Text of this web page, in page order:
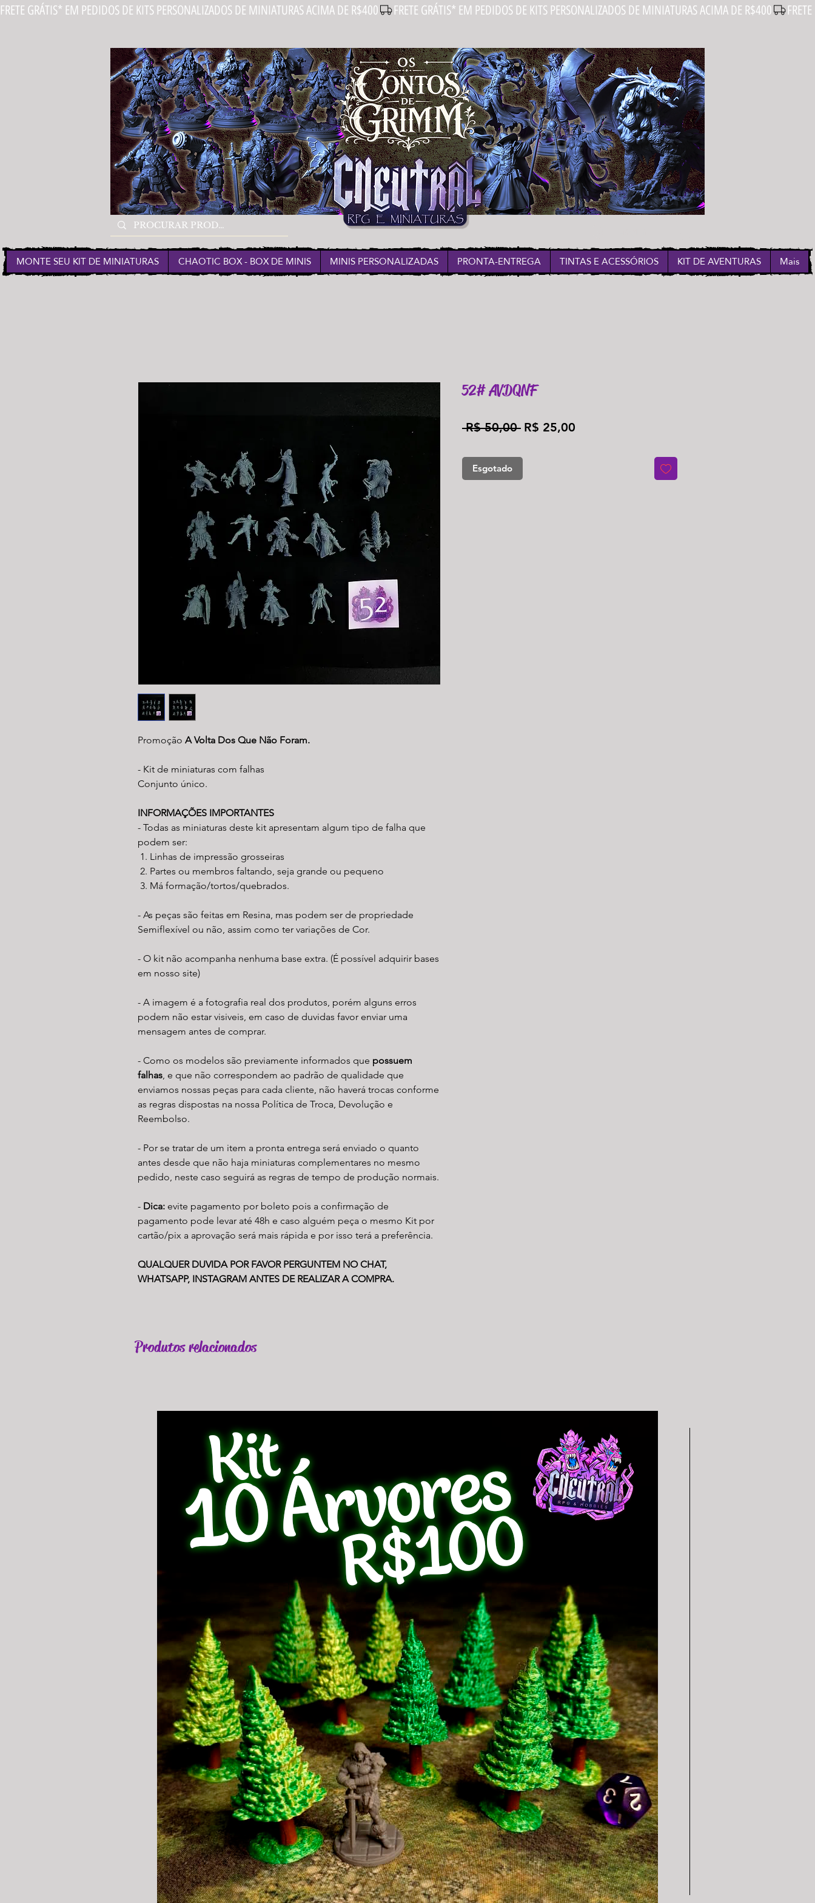
FRETE GRÁTIS* EM PEDIDOS DE KITS PERSONALIZADOS DE MINIATURAS ACIMA DE R$400
MONTE SEU KIT DE MINIATURAS CHAOTIC BOX - BOX DE MINIS MINIS PERSONALIZADAS PRONTA-ENTREGA TINTAS E ACESSÓRIOS KIT DE AVENTURAS Mais
Promoção A Volta Dos Que Não Foram.
- Kit de miniaturas com falhas
Conjunto único.
INFORMAÇÕES IMPORTANTES
- Todas as miniaturas deste kit apresentam algum tipo de falha que
podem ser:
Linhas de impressão grosseiras
Partes ou membros faltando, seja grande ou pequeno
Má formação/tortos/quebrados.
- As peças são feitas em Resina, mas podem ser de propriedade
Semiflexível ou não, assim como ter variações de Cor.
- O kit não acompanha nenhuma base extra. (É possível adquirir bases
em nosso site)
- A imagem é a fotografia real dos produtos, porém alguns erros
podem não estar visiveis, em caso de duvidas favor enviar uma
mensagem antes de comprar.
- Como os modelos são previamente informados que possuem
falhas , e que não correspondem ao padrão de qualidade que
enviamos nossas peças para cada cliente, não haverá trocas conforme
as regras dispostas na nossa Política de Troca, Devolução e
Reembolso.
- Por se tratar de um item a pronta entrega será enviado o quanto
antes desde que não haja miniaturas complementares no mesmo
pedido, neste caso seguirá as regras de tempo de produção normais.
- Dica: evite pagamento por boleto pois a confirmação de
pagamento pode levar até 48h e caso alguém peça o mesmo Kit por
cartão/pix a aprovação será mais rápida e por isso terá a preferência.
QUALQUER DUVIDA POR FAVOR PERGUNTEM NO CHAT,
WHATSAPP, INSTAGRAM ANTES DE REALIZAR A COMPRA.
52# AVDQNF
R$ 50,00 Preço
R$ 25,00
Esgotado
Produtos relacionados